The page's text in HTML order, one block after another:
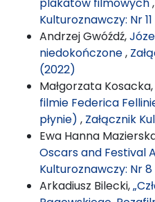
Kulturoznawczy: Nr
Andrzej Gwóźdź,
niedokończone,
(2022)
Małgorzata Kosacka,
filmie Federica
płynie) , Załącznik
Ewa Hanna
Oscars and Festival
Kulturoznawczy: Nr 8
Arkadiusz Bilecki,